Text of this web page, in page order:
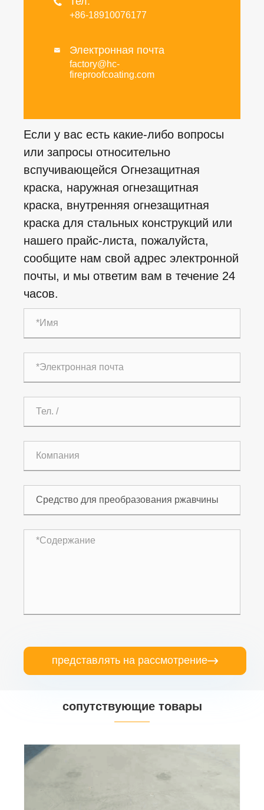

+86-18910076177
 Электронная почта
factory@hc-
fireproofcoating.com
Если у вас есть какие-либо вопросы
или запросы относительно
вспучивающейся Огнезащитная
краска, наружная огнезащитная
краска, внутренняя огнезащитная
краска для стальных конструкций или
нашего прайс-листа, пожалуйста,
сообщите нам свой адрес электронной
почты, и мы ответим вам в течение 24
часов.
представлять на рассмотрение
сопутствующие товары